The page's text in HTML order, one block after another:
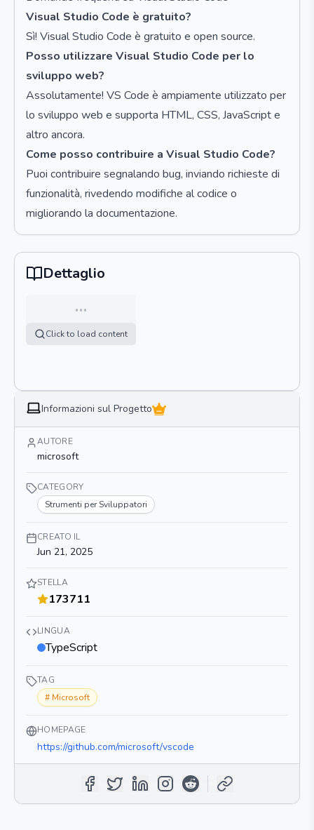
Visual Studio Code è gratuito?
Sì! Visual Studio Code è gratuito e open source.
Posso utilizzare Visual Studio Code per lo
sviluppo web?
Assolutamente! VS Code è ampiamente utilizzato per
lo sviluppo web e supporta HTML, CSS, JavaScript e
altro ancora.
Come posso contribuire a Visual Studio Code?
Puoi contribuire segnalando bug, inviando richieste di
funzionalità, rivedendo modifiche al codice o
migliorando la documentazione.
Dettaglio
…
Click to load content
Informazioni sul Progetto
AUTORE
microsoft
CATEGORY
Strumenti per Sviluppatori
CREATO IL
Jun 21, 2025
STELLA
173711
LINGUA
TypeScript
TAG
# Microsoft
HOMEPAGE
https://github.com/microsoft/vscode